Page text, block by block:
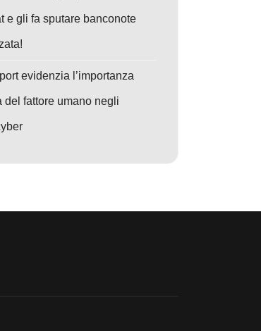
SyncHole: Lazarus Colpisce la Corea del Sud con un
e gli fa sputare banconote
evidenzia l’importanza
del fattore umano negli